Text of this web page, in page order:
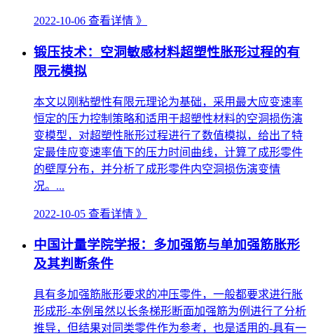
2022-10-06 查看详情 》
锻压技术：空洞敏感材料超塑性胀形过程的有
限元模拟
本文以刚粘塑性有限元理论为基础，采用最大应变速率
恒定的压力控制策略和适用于超塑性材料的空洞损伤演
变模型，对超塑性胀形过程进行了数值模拟，给出了特
定最佳应变速率值下的压力时间曲线，计算了成形零件
的壁厚分布，并分析了成形零件内空洞损伤演变情
况。...
2022-10-05 查看详情 》
中国计量学院学报：多加强筋与单加强筋胀形
及其判断条件
具有多加强筋胀形要求的冲压零件，一般都要求进行胀
形成形-本例虽然以长条梯形断面加强筋为例进行了分析
推导，但结果对同类零件作为参考，也是适用的-具有一